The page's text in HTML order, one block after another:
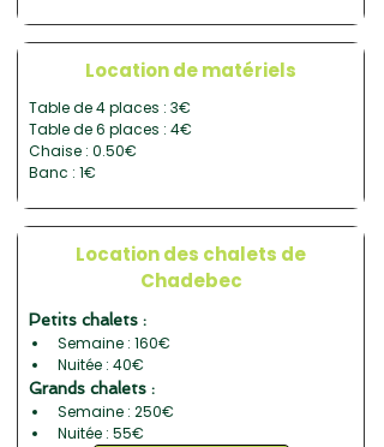
Location de matériels
Table de 4 places : 3€
Table de 6 places : 4€
Chaise : 0.50€
Banc : 1€
Location des chalets de
Chadebec
Petits chalets :
Semaine : 160€
Nuitée : 40€
Grands chalets :
Semaine : 250€
Nuitée : 55€